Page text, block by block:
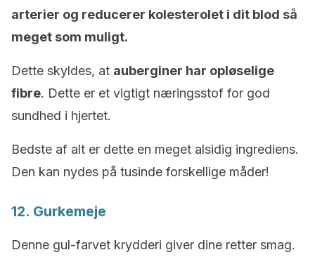
arterier og reducerer kolesterolet i dit blod så
meget som muligt.
Dette skyldes, at auberginer har opløselige
fibre. Dette er et vigtigt næringsstof for god
sundhed i hjertet.
Bedste af alt er dette en meget alsidig ingrediens.
Den kan nydes på tusinde forskellige måder!
12. Gurkemeje
Denne gul-farvet krydderi giver dine retter smag.